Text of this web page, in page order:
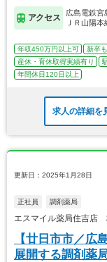
アクセス
広島電鉄宮
ＪＲ山陽
年収450万円以上可 新卒
産休・育休取得実績有り
年間休日120日以上
求人の詳細を
更新日：2025年1月28日
正社員 調剤薬局
エスマイル薬局住吉店
【廿日市市／
展開する調剤薬